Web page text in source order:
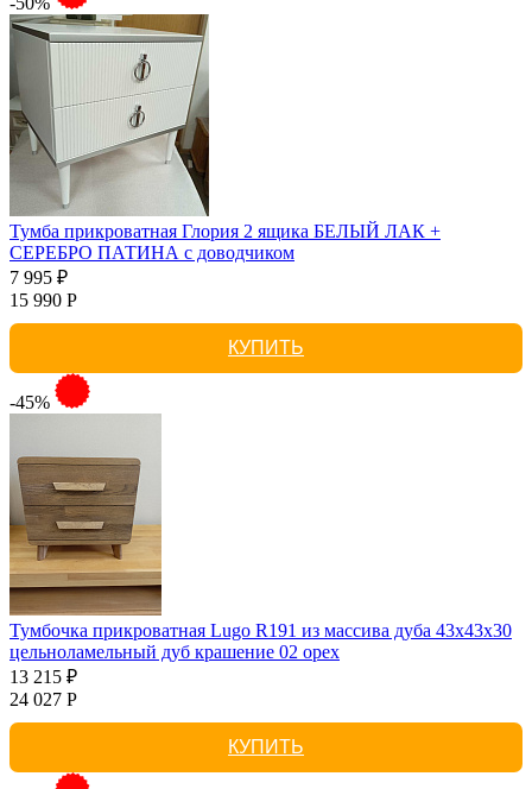
Тумба прикроватная Глория 2 ящика БЕЛЫЙ ЛАК +
СЕРЕБРО ПАТИНА с доводчиком
7 995 ₽
15 990 Р
КУПИТЬ
-45%
Тумбочка прикроватная Lugo R191 из массива дуба 43х43х30
цельноламельный дуб крашение 02 орех
13 215 ₽
24 027 Р
КУПИТЬ